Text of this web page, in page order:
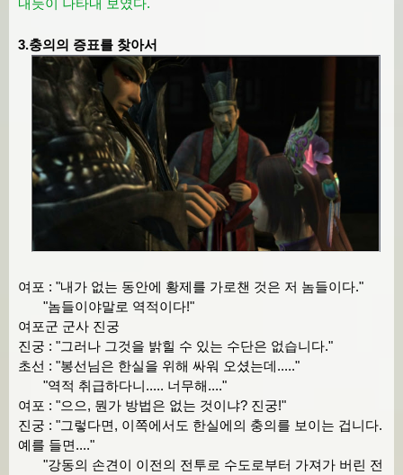
3.충의의 증표를 찾아서
여포 : "내가 없는 동안에 황제를 가로챈 것은 저 놈들이다."
"놈들이야말로 역적이다!"
여포군 군사 진궁
진궁 : "그러나 그것을 밝힐 수 있는 수단은 없습니다."
초선 : "봉선님은 한실을 위해 싸워 오셨는데....."
"역적 취급하다니..... 너무해...."
여포 : "으으, 뭔가 방법은 없는 것이냐? 진궁!"
진궁 : "그렇다면, 이쪽에서도 한실에의 충의를 보이는 겁니다.
예를 들면...."
"강동의 손견이 이전의 전투로 수도로부터 가져가 버린 전